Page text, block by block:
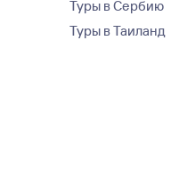
Туры в Сербию
Туры в Таиланд